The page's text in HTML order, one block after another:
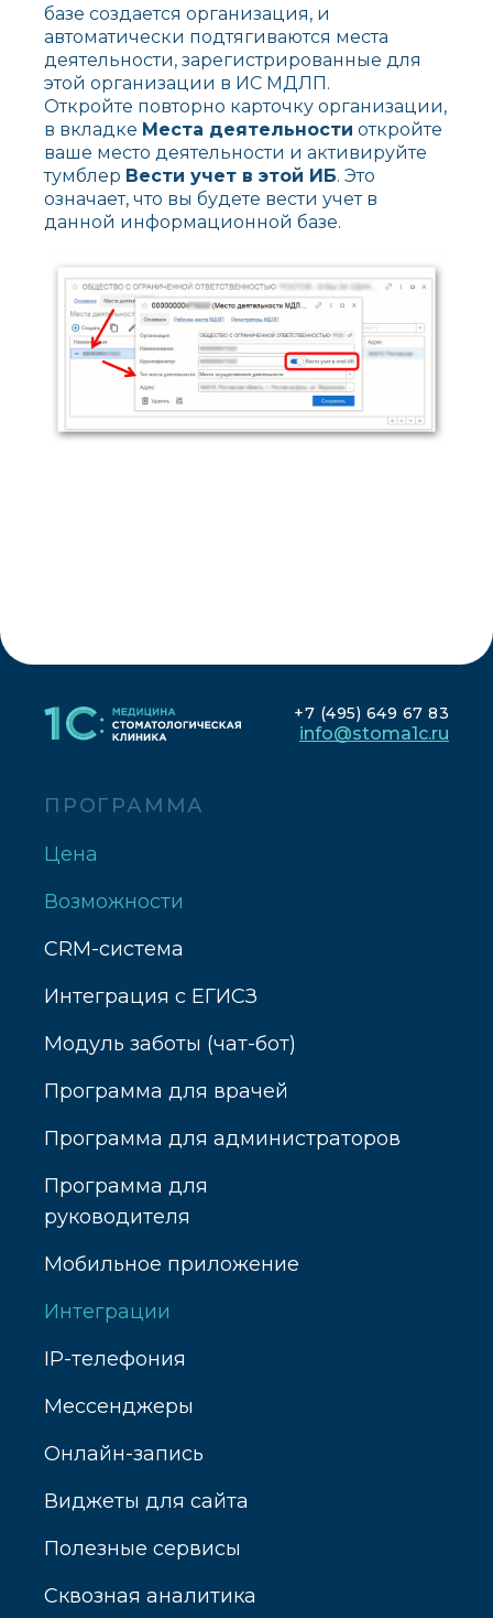
базе создается организация, и
автоматически подтягиваются места
деятельности, зарегистрированные для
этой организации в ИС МДЛП.
Откройте повторно карточку организации,
в вкладке Места деятельности откройте
ваше место деятельности и активируйте
тумблер Вести учет в этой ИБ. Это
означает, что вы будете вести учет в
данной информационной базе.
+7 (495) 649 67 83
info@stoma1c.ru
ПРОГРАММА
Цена
Возможности
CRM-система
Интеграция с ЕГИСЗ
Модуль заботы (чат-бот)
Программа для врачей
Программа для администраторов
Программа для
руководителя
Мобильное приложение
Интеграции
IP-телефония
Мессенджеры
Онлайн-запись
Виджеты для сайта
Полезные сервисы
Сквозная аналитика